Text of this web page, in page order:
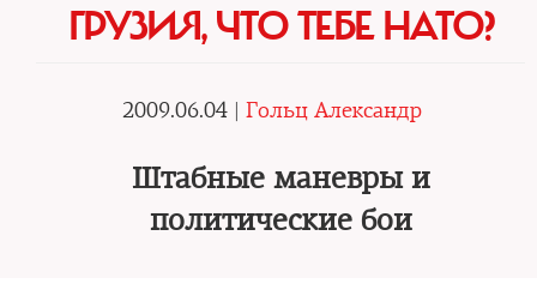
ГРУЗИЯ, ЧТО ТЕБЕ НАТО?
2009.06.04 | Гольц Александр
Штабные маневры и
политические бои